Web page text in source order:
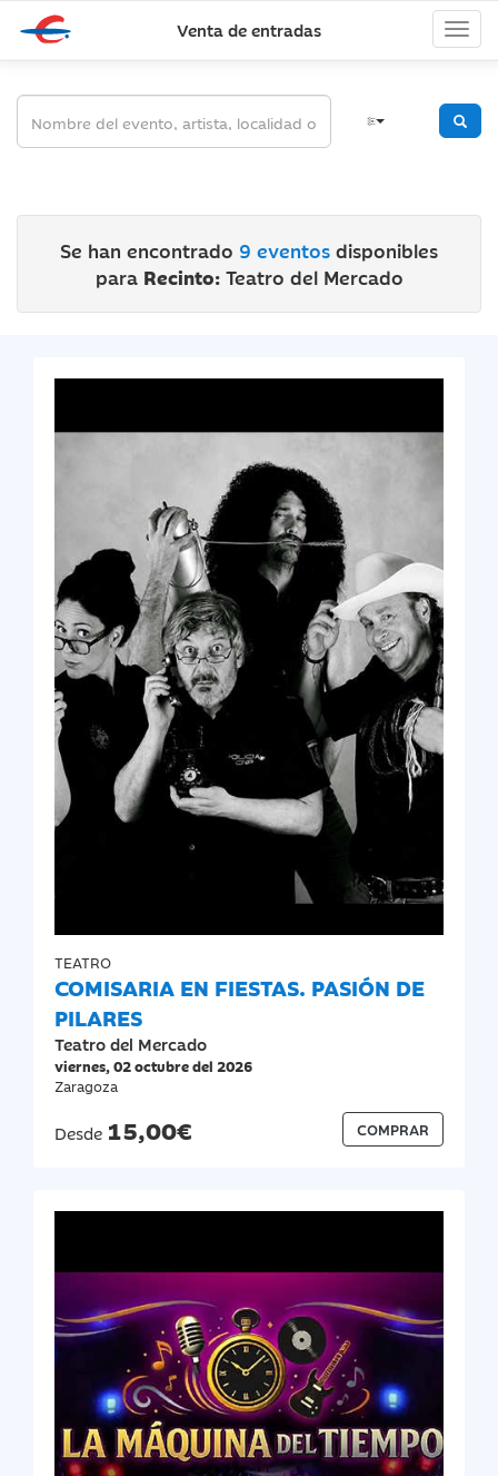
Venta de entradas
Se han encontrado 9 eventos disponibles
para Recinto:Teatro del Mercado
TEATRO
COMISARIA EN FIESTAS. PASIÓN DE
PILARES
Teatro del Mercado
viernes, 02 octubre del 2026
Zaragoza
Desde 15,00€ COMPRAR